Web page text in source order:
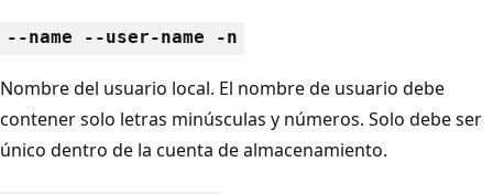
--name --user-name -n
Nombre del usuario local. El nombre de usuario debe
contener solo letras minúsculas y números. Solo debe ser
único dentro de la cuenta de almacenamiento.